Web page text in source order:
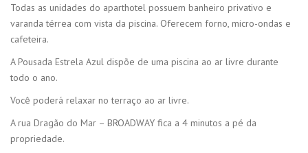
Todas as unidades do aparthotel possuem banheiro privativo e
varanda térrea com vista da piscina. Oferecem forno, micro-ondas e
cafeteira.
A Pousada Estrela Azul dispõe de uma piscina ao ar livre durante
todo o ano.
Você poderá relaxar no terraço ao ar livre.
A rua Dragão do Mar – BROADWAY fica a 4 minutos a pé da
propriedade.